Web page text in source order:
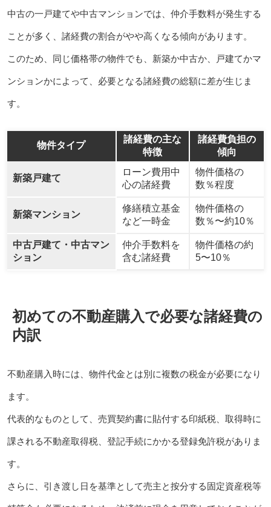
中古の一戸建てや中古マンションでは、仲介手数料が発生する
ことが多く、諸経費の割合がやや高くなる傾向があります。
このため、同じ価格帯の物件でも、新築か中古か、戸建てかマ
ンションかによって、必要となる諸経費の総額に差が生じま
す。
物件タイプ
諸経費の主な
特徴
諸経費負担の
傾向
新築戸建て
ローン費用中
心の諸経費
物件価格の
数％程度
新築マンション
修繕積立基金
など一時金
物件価格の
数％〜約10％
中古戸建て・中古マン
ション
仲介手数料を
含む諸経費
物件価格の約
5〜10％
初めての不動産購入で必要な諸経費の
内訳
不動産購入時には、物件代金とは別に複数の税金が必要になり
ます。
代表的なものとして、売買契約書に貼付する印紙税、取得時に
課される不動産取得税、登記手続にかかる登録免許税がありま
す。
さらに、引き渡し日を基準として売主と按分する固定資産税等